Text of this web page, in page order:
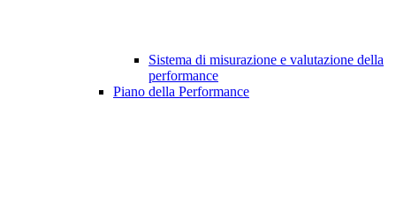
Sistema di misurazione e valutazione della
performance
Piano della Performance